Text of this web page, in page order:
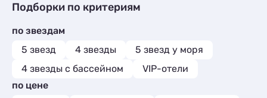
Подборки по критериям
по звездам
5 звезд
4 звезды
5 звезд у моря
4 звезды с бассейном
VIP-отели
по цене